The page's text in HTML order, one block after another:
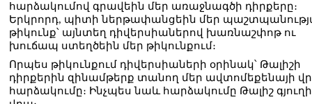
հարձակումով գրավեին մեր առաջնագծի դիրքերը։
Երկրորդ, պիտի ներթափանցեին մեր
թիկունք՝ այնտեղ դիվերսիաներով խառնաշփոթ ու
խուճապ ստեղծեին մեր թիկունքում։
Որպես թիկունքում դիվերսիաների օրինակ՝ Թալիշի
դիրքերին զինամթերք տանող մեր ավտոմեքենայի
հարձակումը։ Ինչպես նաև հարձակումը Թալիշ գյուղի